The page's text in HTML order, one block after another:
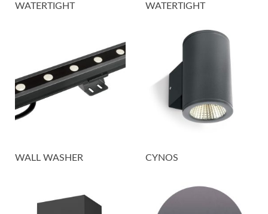
WATERTIGHT WATERTIGHT
WALL WASHER CYNOS